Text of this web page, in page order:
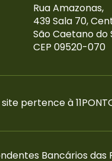
Rua Amazonas,
439 Sala 70,
São Caetano do
CEP 09520-070
pertence à
Bancários das